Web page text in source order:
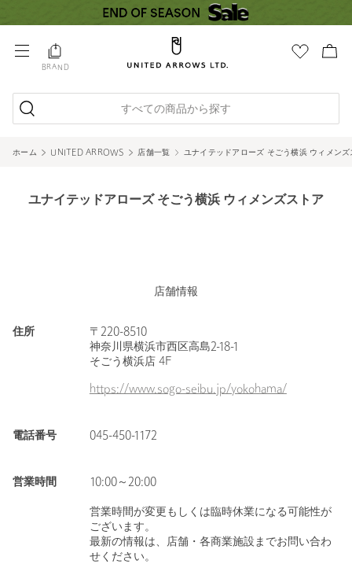
BRAND
すべての商品から探す
ホーム UNITED ARROWS 店舗一覧 ユナイテッドアローズ そごう横浜 ウィメンズ
ユナイテッドアローズ そごう横浜 ウィメンズストア
店舗情報
住所
〒220-8510
神奈川県横浜市西区高島2-18-1
そごう横浜店 4F
https://www.sogo-seibu.jp/yokohama/
電話番号 045-450-1172
営業時間 10:00～20:00
営業時間が変更もしくは臨時休業になる可能性が
ございます。
最新の情報は、店舗・各商業施設までお問い合わ
せください。